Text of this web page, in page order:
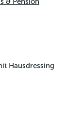
Hausdressing